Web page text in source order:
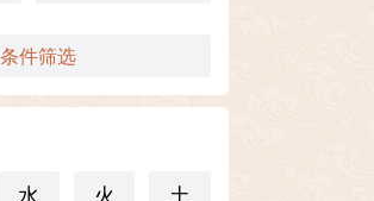
件筛选
水 火 土